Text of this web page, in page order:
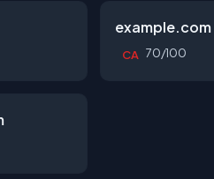
example.com
CA 70/100